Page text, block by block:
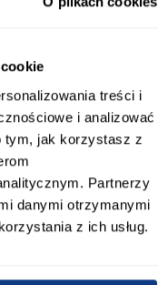
treści i
i analizować
tym, jak korzystasz z
Partnerzy
danymi otrzymanymi
z ich usług.
Zobacz więcej >